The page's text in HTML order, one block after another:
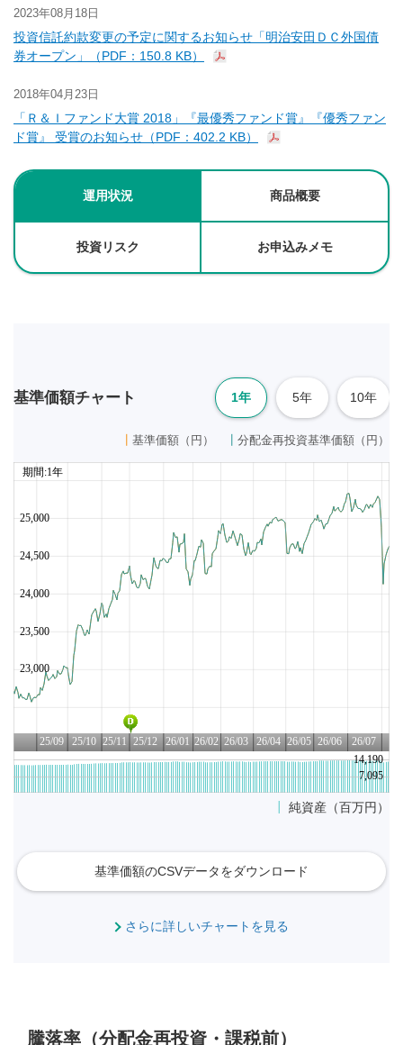
2023年08月18日
投資信託約款変更の予定に関するお知らせ「明治安田ＤＣ外国債
券オープン」（PDF：150.8 KB）
2018年04月23日
「Ｒ＆Ｉファンド大賞 2018」『最優秀ファンド賞』『優秀ファン
ド賞』 受賞のお知らせ（PDF：402.2 KB）
運用状況 商品概要
投資リスク お申込みメモ